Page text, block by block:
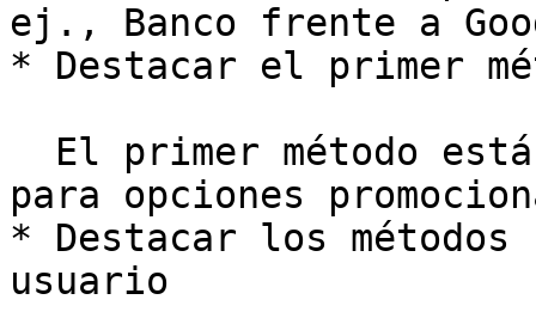
ej., Banco frente a
* Destacar el primer
para opciones
* Destacar los métodos
usuario